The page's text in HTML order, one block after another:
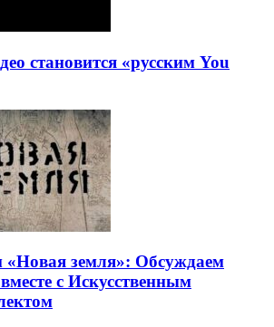
становится «русским You
земля»: Обсуждаем
с Искусственным